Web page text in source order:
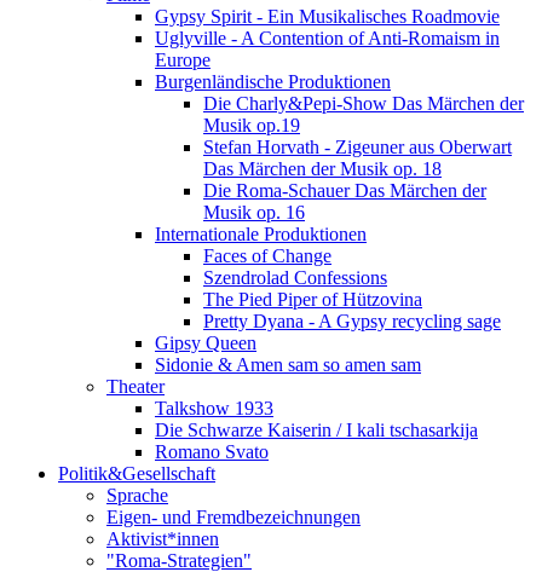
Gypsy Spirit - Ein Musikalisches Roadmovie
Uglyville - A Contention of Anti-Romaism in
Europe
Burgenländische Produktionen
Die Charly&Pepi-Show Das Märchen der
Musik op.19
Stefan Horvath - Zigeuner aus Oberwart
Das Märchen der Musik op. 18
Die Roma-Schauer Das Märchen der
Musik op. 16
Internationale Produktionen
Faces of Change
Szendrolad Confessions
The Pied Piper of Hützovina
Pretty Dyana - A Gypsy recycling sage
Gipsy Queen
Sidonie & Amen sam so amen sam
Theater
Talkshow 1933
Die Schwarze Kaiserin / I kali tschasarkija
Romano Svato
Politik&Gesellschaft
Sprache
Eigen- und Fremdbezeichnungen
Aktivist*innen
"Roma-Strategien"